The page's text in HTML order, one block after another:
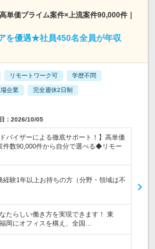
単価プライム案件×上流案件90,000件｜
を優遇★社員450名全員が年収
リモートワーク可 学歴不問
場企業 完全週休2日制
：2026/10/05
バイザーによる徹底サポート！】高単価
件数90,000件から自分で選べる◆リモー
験1年以上お持ちの方（分野・領域は不
たらしい働き方を実現できます！ 東
岡にオフィスを構え、全国…